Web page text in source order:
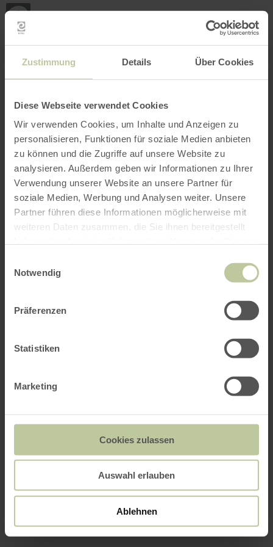
Zustimmung Details Über Cookies
Diese Webseite verwendet Cookies
Wir verwenden Cookies, um Inhalte und Anzeigen zu
personalisieren, Funktionen für soziale Medien anbieten
zu können und die Zugriffe auf unsere Website zu
analysieren. Außerdem geben wir Informationen zu Ihrer
Verwendung unserer Website an unsere Partner für
soziale Medien, Werbung und Analysen weiter. Unsere
Partner führen diese Informationen möglicherweise mit
weiteren Daten zusammen, die Sie ihnen bereitgestellt
Notwendig
Präferenzen
Statistiken
Marketing
Cookies zulassen
Auswahl erlauben
Ablehnen
INTERAKTIVE KARTE
Filter öffnen